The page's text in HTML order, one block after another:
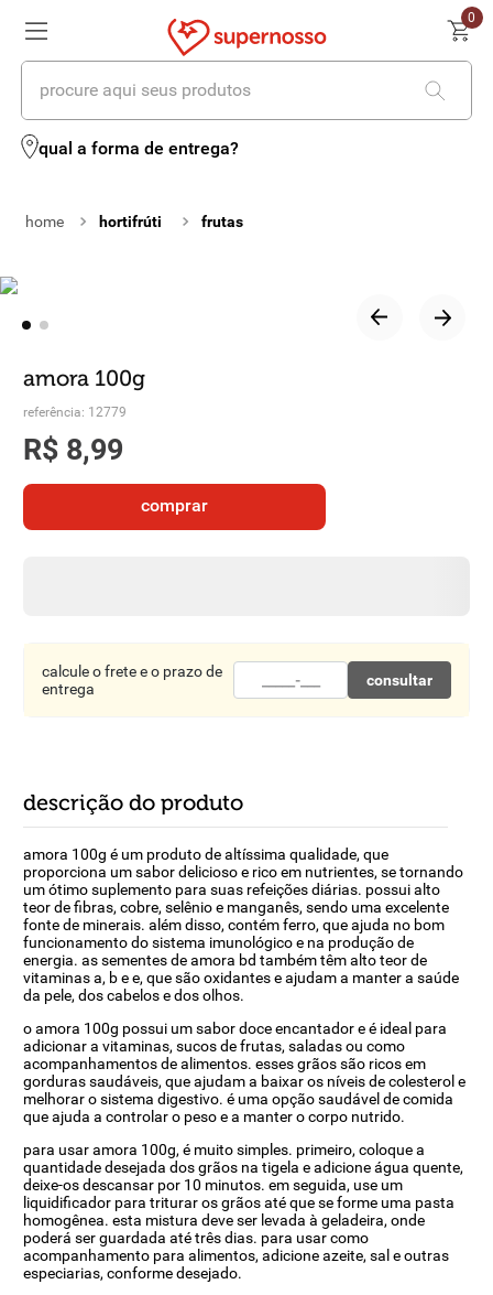
0
procure aqui seus produtos
qual a forma de entrega?
hortifrúti frutas
amora 100g
referência: 12779
R$ 8,99
comprar
calcule o frete e o prazo de
entrega
consultar
descrição do produto
amora 100g é um produto de altíssima qualidade, que
proporciona um sabor delicioso e rico em nutrientes, se tornando
um ótimo suplemento para suas refeições diárias. possui alto
teor de fibras, cobre, selênio e manganês, sendo uma excelente
fonte de minerais. além disso, contém ferro, que ajuda no bom
funcionamento do sistema imunológico e na produção de
energia. as sementes de amora bd também têm alto teor de
vitaminas a, b e e, que são oxidantes e ajudam a manter a saúde
da pele, dos cabelos e dos olhos.
o amora 100g possui um sabor doce encantador e é ideal para
adicionar a vitaminas, sucos de frutas, saladas ou como
acompanhamentos de alimentos. esses grãos são ricos em
gorduras saudáveis, que ajudam a baixar os níveis de colesterol e
melhorar o sistema digestivo. é uma opção saudável de comida
que ajuda a controlar o peso e a manter o corpo nutrido.
para usar amora 100g, é muito simples. primeiro, coloque a
quantidade desejada dos grãos na tigela e adicione água quente,
deixe-os descansar por 10 minutos. em seguida, use um
liquidificador para triturar os grãos até que se forme uma pasta
homogênea. esta mistura deve ser levada à geladeira, onde
poderá ser guardada até três dias. para usar como
acompanhamento para alimentos, adicione azeite, sal e outras
especiarias, conforme desejado.
termos mais buscados
2º leite
queijo
6º biscoito
7º vinhos
detergente